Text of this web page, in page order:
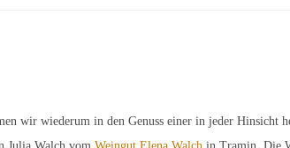
wir wiederum in den Genuss einer in jeder Hinsicht